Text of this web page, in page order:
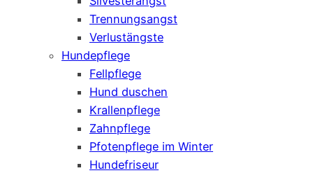
Trennungsangst
Verlustängste
Hundepflege
Fellpflege
Hund duschen
Krallenpflege
Zahnpflege
Pfotenpflege im Winter
Hundefriseur